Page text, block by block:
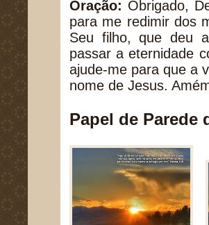
Oração: Obrigado,
para me redimir dos
Seu filho, que deu
passar a eternidade
ajude-me para que a
nome de Jesus.
Papel de Parede